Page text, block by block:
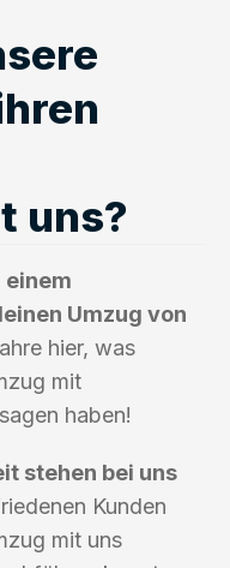
uns?
einem
Umzug von
hier, was
mit
haben!
stehen bei uns
Kunden
mit uns